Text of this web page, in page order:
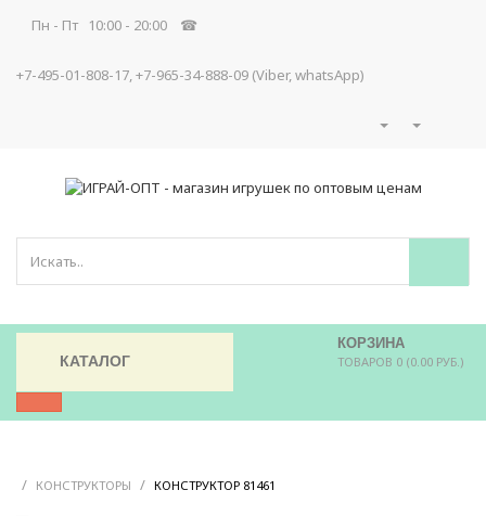
Пн - Пт 10:00 - 20:00 ☎
+7-495-01-808-17, +7-965-34-888-09 (Viber, whatsApp)
КОРЗИНА
ТОВАРОВ 0 (0.00 РУБ.)
КАТАЛОГ
/ КОНСТРУКТОРЫ / КОНСТРУКТОР 81461